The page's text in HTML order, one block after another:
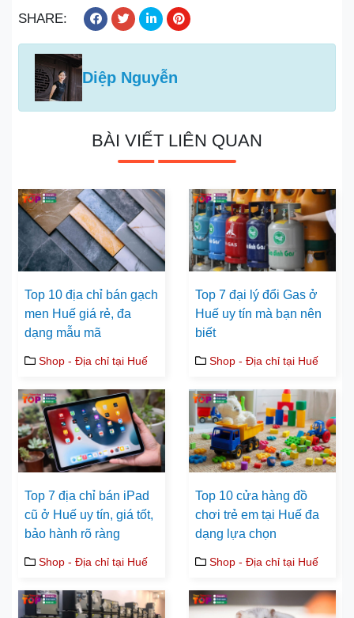
SHARE:
Diệp Nguyễn
BÀI VIẾT LIÊN QUAN
Top 10 địa chỉ bán gạch
men Huế giá rẻ, đa
dạng mẫu mã
Shop - Địa chỉ tại Huế
Top 7 đại lý đổi Gas ở
Huế uy tín mà bạn nên
biết
Shop - Địa chỉ tại Huế
Top 7 địa chỉ bán iPad
cũ ở Huế uy tín, giá tốt,
bảo hành rõ ràng
Shop - Địa chỉ tại Huế
Top 10 cửa hàng đồ
chơi trẻ em tại Huế đa
dạng lựa chọn
Shop - Địa chỉ tại Huế